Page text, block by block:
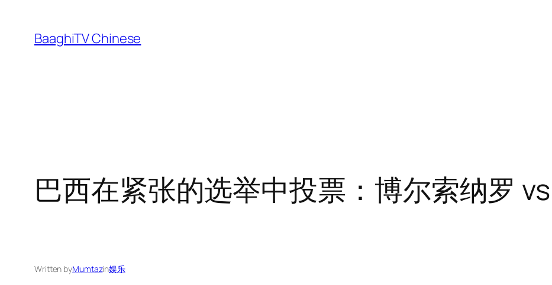
content
BaaghiTV Chinese
巴西在紧张的选举中投票：博尔索纳罗
Written byMumtazin娱乐